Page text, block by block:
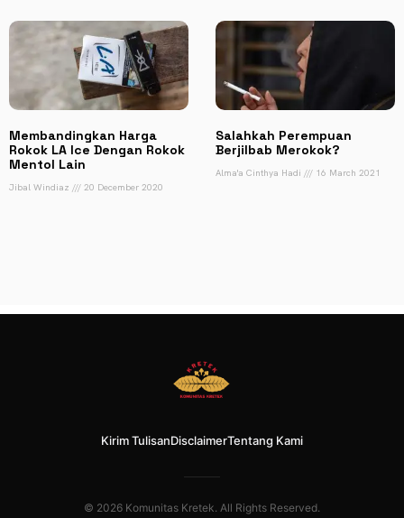
Membandingkan Harga
Rokok LA Ice Dengan Rokok
Mentol Lain
Jibal Windiaz 20 December 2020
Salahkah Perempuan
Berjilbab Merokok?
Alma'a Cinthya Hadi 16 March 2021
Kirim TulisanDisclaimerTentang Kami
© 2026 Komunitas Kretek. All Rights Reserved.